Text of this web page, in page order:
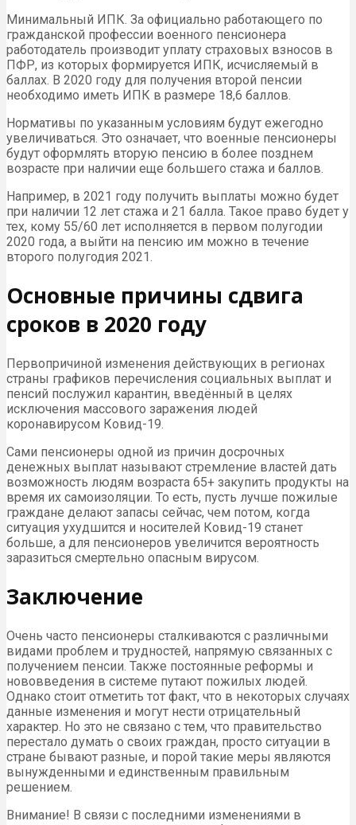
Минимальный ИПК. За официально работающего по
гражданской профессии военного пенсионера
работодатель производит уплату страховых взносов в
ПФР, из которых формируется ИПК, исчисляемый в
баллах. В 2020 году для получения второй пенсии
необходимо иметь ИПК в размере 18,6 баллов.
Нормативы по указанным условиям будут ежегодно
увеличиваться. Это означает, что военные пенсионеры
будут оформлять вторую пенсию в более позднем
возрасте при наличии еще большего стажа и баллов.
Например, в 2021 году получить выплаты можно будет
при наличии 12 лет стажа и 21 балла. Такое право будет у
тех, кому 55/60 лет исполняется в первом полугодии
2020 года, а выйти на пенсию им можно в течение
второго полугодия 2021.
Основные причины сдвига
сроков в 2020 году
Первопричиной изменения действующих в регионах
страны графиков перечисления социальных выплат и
пенсий послужил карантин, введённый в целях
исключения массового заражения людей
коронавирусом Ковид-19.
Сами пенсионеры одной из причин досрочных
денежных выплат называют стремление властей дать
возможность людям возраста 65+ закупить продукты на
время их самоизоляции. То есть, пусть лучше пожилые
граждане делают запасы сейчас, чем потом, когда
ситуация ухудшится и носителей Ковид-19 станет
больше, а для пенсионеров увеличится вероятность
заразиться смертельно опасным вирусом.
Заключение
Очень часто пенсионеры сталкиваются с различными
видами проблем и трудностей, напрямую связанных с
получением пенсии. Также постоянные реформы и
нововведения в системе путают пожилых людей.
Однако стоит отметить тот факт, что в некоторых случаях
данные изменения и могут нести отрицательный
характер. Но это не связано с тем, что правительство
перестало думать о своих граждан, просто ситуации в
стране бывают разные, и порой такие меры являются
вынужденными и единственным правильным
решением.
Внимание! В связи с последними изменениями в